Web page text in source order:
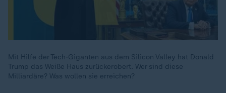
Mit Hilfe der Tech-Giganten aus dem Silicon Valley hat Donald
Trump das Weiße Haus zurückerobert. Wer sind diese
Milliardäre? Was wollen sie erreichen?